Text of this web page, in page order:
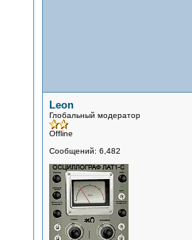
Leon
Глобальный модератор
Offline
Сообщений: 6,482